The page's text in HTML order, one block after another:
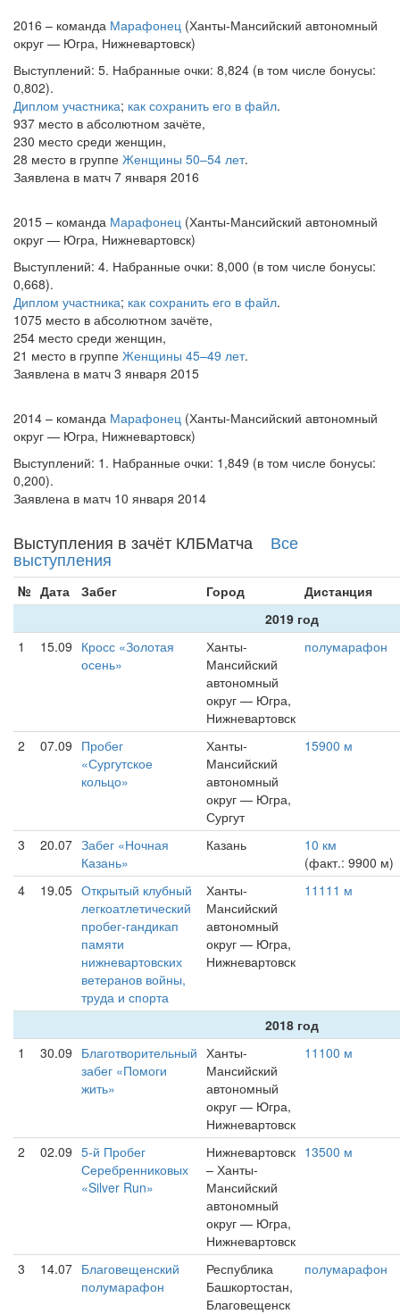
2016 – команда Марафонец (Ханты-Мансийский автономный
округ — Югра, Нижневартовск)
Выступлений: 5. Набранные очки: 8,824 (в том числе бонусы:
0,802).
Диплом участника; как сохранить его в файл.
937 место в абсолютном зачёте,
230 место среди женщин,
28 место в группе Женщины 50–54 лет.
Заявлена в матч 7 января 2016
2015 – команда Марафонец (Ханты-Мансийский автономный
округ — Югра, Нижневартовск)
Выступлений: 4. Набранные очки: 8,000 (в том числе бонусы:
0,668).
Диплом участника; как сохранить его в файл.
1075 место в абсолютном зачёте,
254 место среди женщин,
21 место в группе Женщины 45–49 лет.
Заявлена в матч 3 января 2015
2014 – команда Марафонец (Ханты-Мансийский автономный
округ — Югра, Нижневартовск)
Выступлений: 1. Набранные очки: 1,849 (в том числе бонусы:
0,200).
Заявлена в матч 10 января 2014
Выступления в зачёт КЛБМатча Все
выступления
№ Дата Забег Город
Дистанция
2019 год
1
15.09 Кросс «Золотая
осень»
Ханты-
Мансийский
автономный
округ — Югра,
Нижневартовск
полумарафон
2 07.09 Пробег
«Сургутское
кольцо»
Ханты-
Мансийский
автономный
округ — Югра,
Сургут
15900 м
3 20.07 Забег «Ночная
Казань»
Казань
10 км
(факт.: 9900 м)
4
19.05 Открытый клубный
легкоатлетический
пробег-гандикап
памяти
нижневартовских
ветеранов войны,
труда и спорта
Ханты-
Мансийский
автономный
округ — Югра,
Нижневартовск
11111 м
2018 год
1
30.09 Благотворительный
забег «Помоги
жить»
Ханты-
Мансийский
автономный
округ — Югра,
Нижневартовск
11100 м
2 02.09 5-й Пробег
Серебренниковых
«Silver Run»
Нижневартовск
– Ханты-
Мансийский
автономный
округ — Югра,
Нижневартовск
13500 м
3 14.07 Благовещенский
полумарафон
Республика
Башкортостан,
Благовещенск
полумарафон